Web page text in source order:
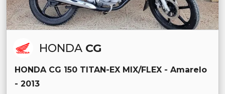
HONDA CG
HONDA CG 150 TITAN-EX MIX/FLEX - Amarelo
- 2013